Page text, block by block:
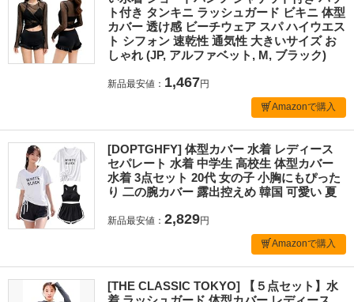
ト付き タンキニ ラッシュガード ビキニ 体型
カバー 透け感 ビーチウェア スパ ハイウエス
ト シフォン 速乾性 通気性 大きいサイズ お
しゃれ (JP, アルファベット, M, ブラック)
新品最安値： 1,467円
Amazonで購入
[DOPTGHFY] 体型カバー 水着 レディース
セパレート 水着 中学生 高校生 体型カバー
水着 3点セット 20代 女の子 小胸にもぴった
り 二の腕カバー 露出控えめ 韓国 可愛い 夏
新品最安値： 2,829円
Amazonで購入
[THE CLASSIC TOKYO] 【５点セット】水